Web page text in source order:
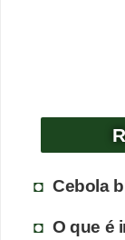
Cebola
O que é